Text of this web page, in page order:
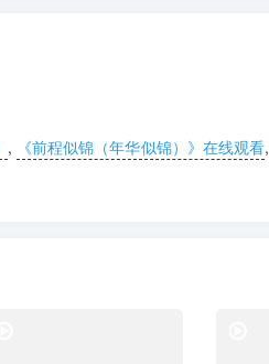
, 《前程似锦（年华似锦）》在线观看,